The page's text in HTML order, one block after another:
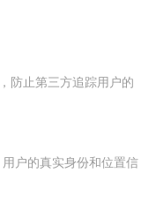
防止第三方追踪用户的
户的真实身份和位置信